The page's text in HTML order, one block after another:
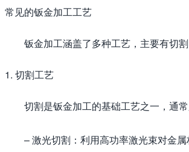
常见的钣金加工工艺
钣金加工涵盖了多种工艺，主要有切
1. 切割工艺
切割是钣金加工的基础工艺之一，通
– 激光切割：利用高功率激光束对金